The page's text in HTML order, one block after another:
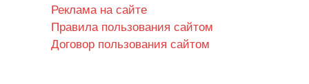
Реклама на сайте
Правила пользования сайтом
Договор пользования сайтом